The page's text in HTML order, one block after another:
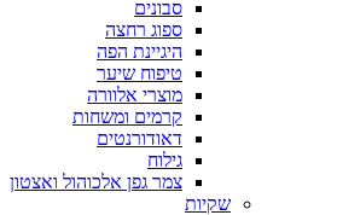
סבונים
ספוג רחצה
היגיינת הפה
טיפוח שיער
מוצרי אלוורה
קרמים ומשחות
דאודורנטים
גילוח
צמר גפן אלכוהול ואצטון
שקיות